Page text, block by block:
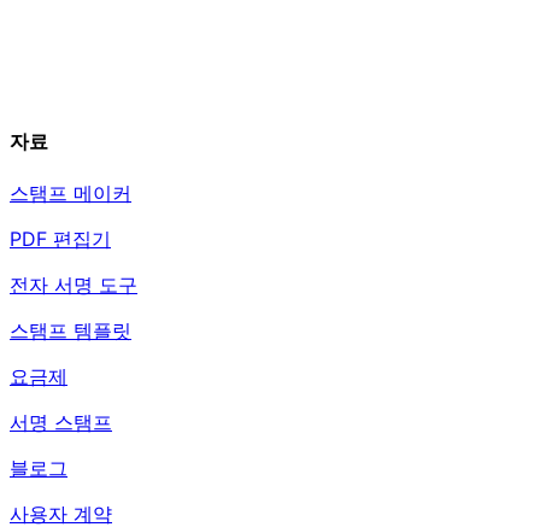
자료
스탬프 메이커
PDF 편집기
전자 서명 도구
스탬프 템플릿
요금제
서명 스탬프
블로그
사용자 계약